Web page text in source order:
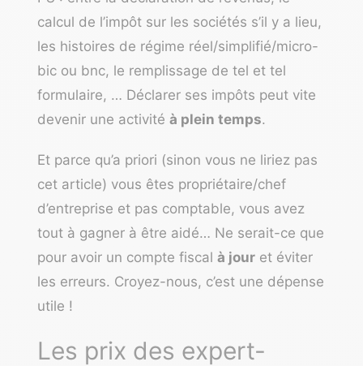
calcul de l’impôt sur les sociétés s’il y a lieu,
les histoires de régime réel/simplifié/micro-
bic ou bnc, le remplissage de tel et tel
formulaire, … Déclarer ses impôts peut vite
devenir une activité à plein temps.
Et parce qu’a priori (sinon vous ne liriez pas
cet article) vous êtes propriétaire/chef
d’entreprise et pas comptable, vous avez
tout à gagner à être aidé… Ne serait-ce que
pour avoir un compte fiscal à jour et éviter
les erreurs. Croyez-nous, c’est une dépense
utile !
Les prix des expert-